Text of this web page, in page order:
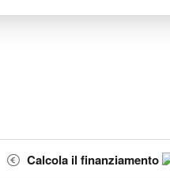
Calcola il finanziamento